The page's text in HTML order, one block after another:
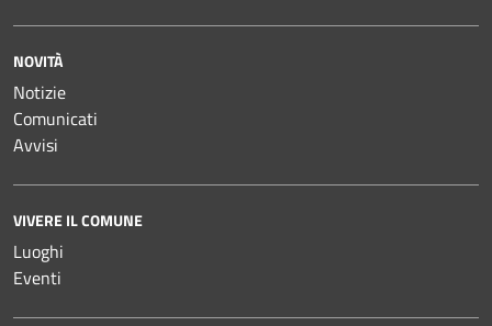
NOVITÀ
Notizie
Comunicati
Avvisi
VIVERE IL COMUNE
Luoghi
Eventi